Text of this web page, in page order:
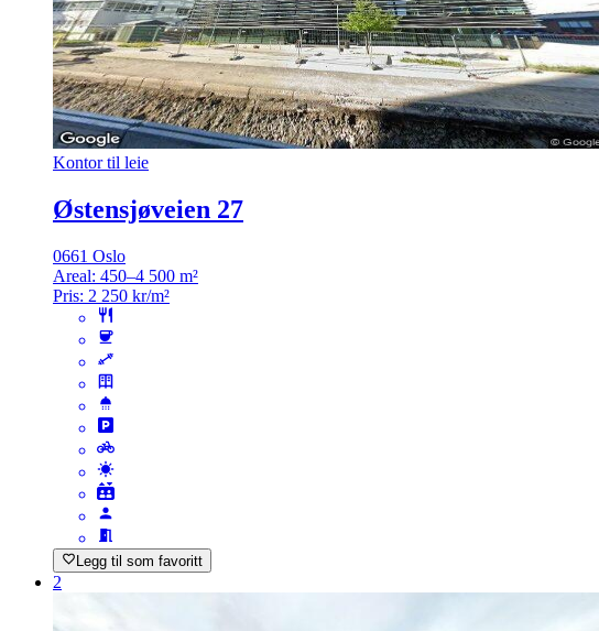
Kontor til leie
Østensjøveien 27
0661 Oslo
Areal: 450–4 500 m²
Pris: 2 250 kr/m²
Legg til som favoritt
2